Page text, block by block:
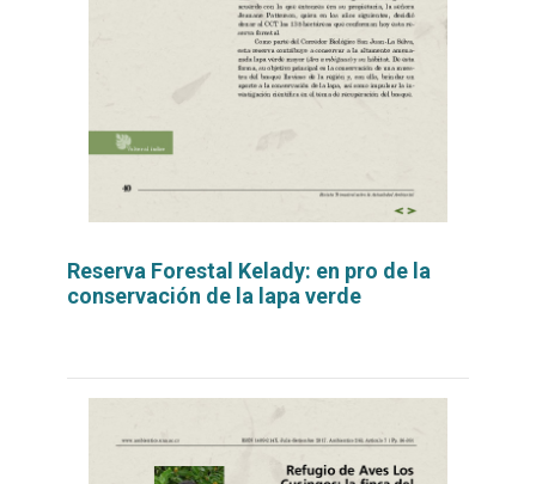
Reserva Forestal Kelady: en pro de la
conservación de la lapa verde